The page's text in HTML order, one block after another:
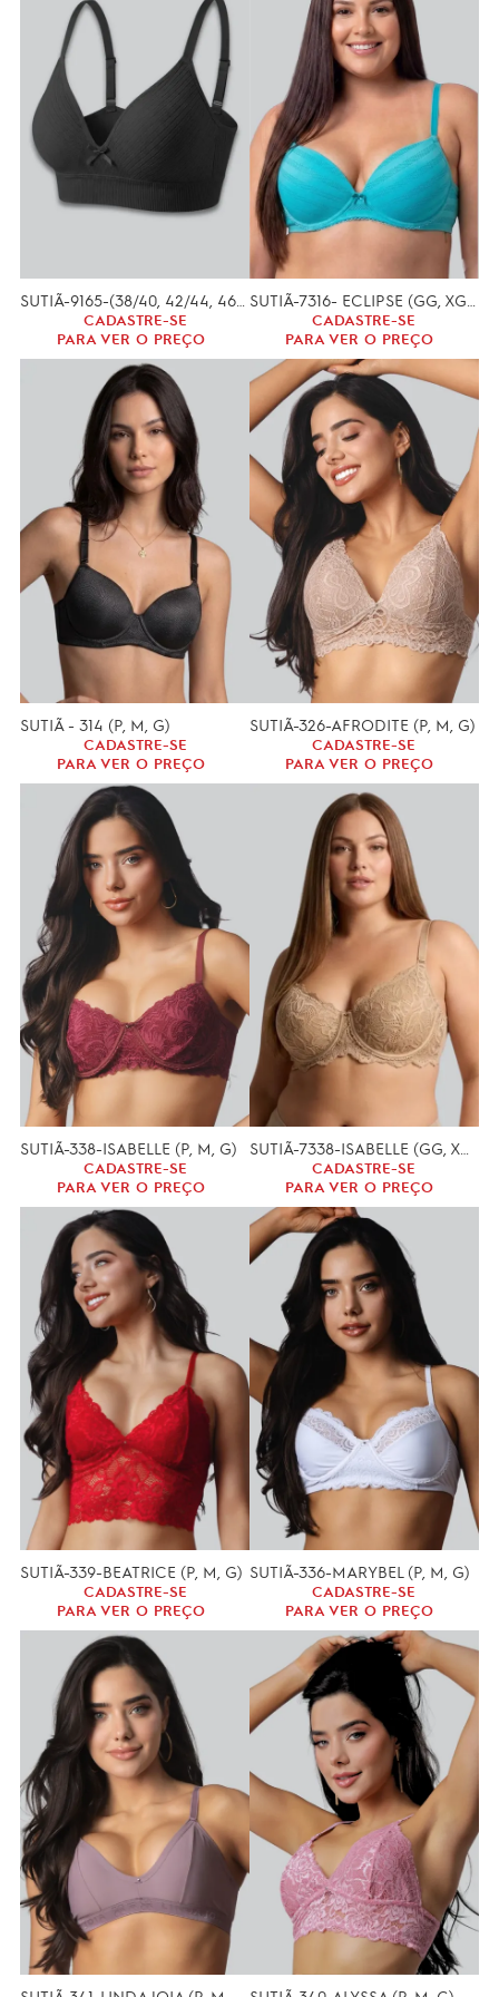
CADASTRE-SE
PARA VER O PREÇO
CADASTRE-SE
PARA VER O PREÇO
SUTIÃ - 314 (P, M, G)
CADASTRE-SE
PARA VER O PREÇO
SUTIÃ-326-AFRODITE (P, M, G)
CADASTRE-SE
PARA VER O PREÇO
SUTIÃ-338-ISABELLE (P, M, G)
CADASTRE-SE
PARA VER O PREÇO
CADASTRE-SE
PARA VER O PREÇO
SUTIÃ-339-BEATRICE (P, M, G)
CADASTRE-SE
PARA VER O PREÇO
SUTIÃ-336-MARYBEL (P, M, G)
CADASTRE-SE
PARA VER O PREÇO